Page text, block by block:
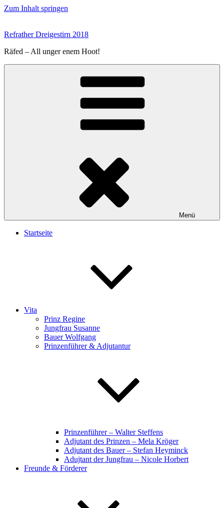
Zum Inhalt springen
Refrather Dreigestirn 2018
Räfed – All unger enem Hoot!
Menü
Startseite
Vita
Prinz Regine
Jungfrau Susanne
Bauer Wolfgang
Prinzenführer & Adjutantur
Prinzenführer – Walter Steffens
Adjutant des Prinzen – Mela Kröger
Adjutant des Bauer – Stefan Heyminck
Adujtant der Jungfrau – Nicole Horbert
Freunde & Förderer